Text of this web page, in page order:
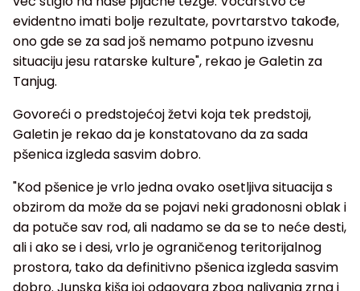
evidentno imati bolje rezultate, povrtarstvo takođe,
ono gde se za sad još nemamo potpuno izvesnu
situaciju jesu ratarske kulture", rekao je Galetin za
Tanjug.
Govoreći o predstojećoj žetvi koja tek predstoji,
Galetin je rekao da je konstatovano da za sada
pšenica izgleda sasvim dobro.
"Kod pšenice je vrlo jedna ovako osetljiva situacija s
obzirom da može da se pojavi neki gradonosni oblak i
da potuče sav rod, ali nadamo se da se to neće desti,
ali i ako se i desi, vrlo je ograničenog teritorijalnog
prostora, tako da definitivno pšenica izgleda sasvim